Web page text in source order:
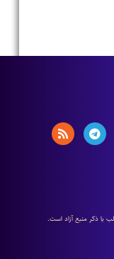
با ذكر منبع آزاد است.